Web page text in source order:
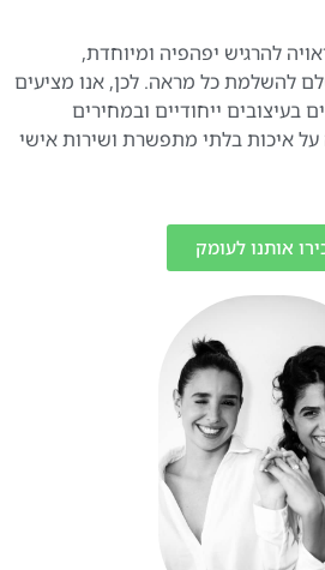
להרגיש יפהפיה ומיוחדת,
להשלמת כל מראה. לכן, אנו מציעים
בעיצובים ייחודיים ובמחירים
איכות בלתי מתפשרת ושירות אישי
אותנו לעומק